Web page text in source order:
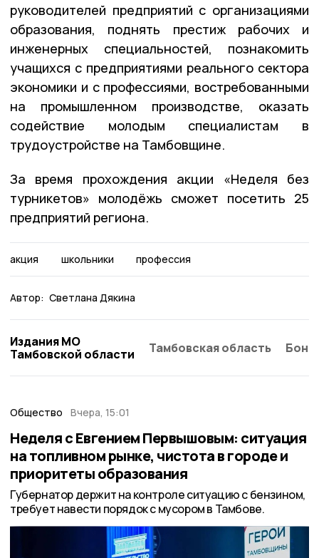
руководителей предприятий с организациями
образования, поднять престиж рабочих и
инженерных специальностей, познакомить
учащихся с предприятиями реального сектора
экономики и с профессиями, востребованными
на промышленном производстве, оказать
содействие молодым специалистам в
трудоустройстве на Тамбовщине.
За время прохождения акции «Неделя без
турникетов» молодёжь сможет посетить 25
предприятий региона.
акция школьники профессия
Автор: Светлана Дякина
Издания МО
Тамбовской области
Тамбовская область
Общество Вчера, 15:01
Неделя с Евгением Первышовым: ситуация
на топливном рынке, чистота в городе и
приоритеты образования
Губернатор держит на контроле ситуацию с бензином,
требует навести порядок с мусором в Тамбове.